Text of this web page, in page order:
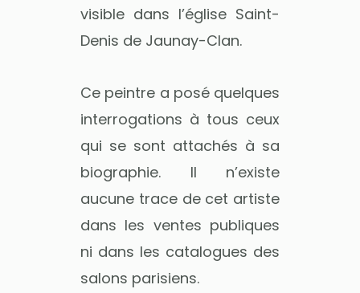
visible dans l’église Saint-
Denis de Jaunay-Clan.
Ce peintre a posé quelques
interrogations à tous ceux
qui se sont attachés à sa
biographie. Il n’existe
aucune trace de cet artiste
dans les ventes publiques
ni dans les catalogues des
salons parisiens.